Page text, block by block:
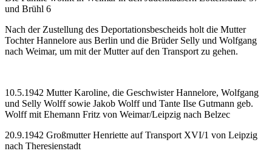
und Brühl 6
Nach der Zustellung des Deportationsbescheids holt die Mutter
Tochter Hannelore aus Berlin und die Brüder Selly und Wolfgang
nach Weimar, um mit der Mutter auf den Transport zu gehen.
10.5.1942 Mutter Karoline, die Geschwister Hannelore, Wolfgang
und Selly Wolff sowie Jakob Wolff und Tante Ilse Gutmann geb.
Wolff mit Ehemann Fritz von Weimar/Leipzig nach Belzec
20.9.1942 Großmutter Henriette auf Transport XVI/1 von Leipzig
nach Theresienstadt